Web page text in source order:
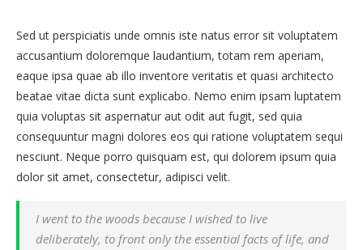
Sed ut perspiciatis unde omnis iste natus error sit voluptatem
accusantium doloremque laudantium, totam rem aperiam,
eaque ipsa quae ab illo inventore veritatis et quasi architecto
beatae vitae dicta sunt explicabo. Nemo enim ipsam luptatem
quia voluptas sit aspernatur aut odit aut fugit, sed quia
consequuntur magni dolores eos qui ratione voluptatem sequi
nesciunt. Neque porro quisquam est, qui dolorem ipsum quia
dolor sit amet, consectetur, adipisci velit.
I went to the woods because I wished to live
deliberately, to front only the essential facts of life, and